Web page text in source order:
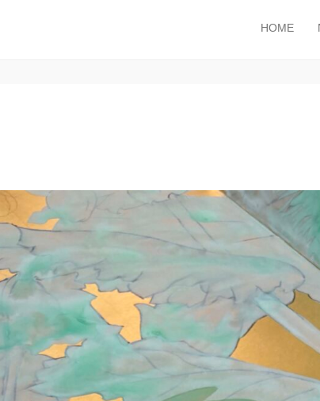
メインメニ
コンテンツ
HOME